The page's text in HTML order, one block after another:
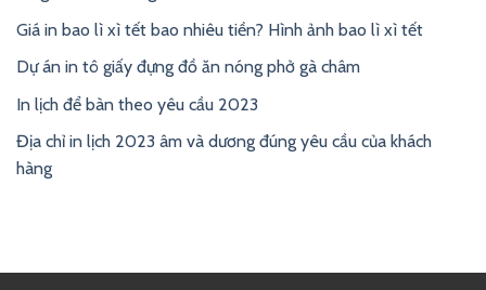
Giá in bao lì xì tết bao nhiêu tiền? Hình ảnh bao lì xì tết
Dự án in tô giấy đựng đồ ăn nóng phở gà châm
In lịch để bàn theo yêu cầu 2023
Địa chỉ in lịch 2023 âm và dương đúng yêu cầu của khách
hàng